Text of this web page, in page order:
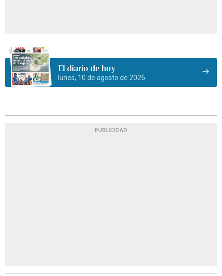
El diario de hoy
lunes, 10 de agosto de 2026
PUBLICIDAD